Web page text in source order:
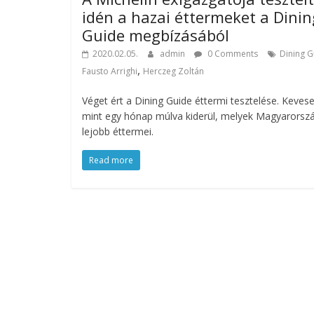
idén a hazai éttermeket a
Guide megbízásából
2020.02.05. admin 0 Comments Dining
Fausto Arrighi, Herczeg Zoltán
Véget ért a Dining Guide éttermi tesztelése.
mint egy hónap múlva kiderül, melyek
lejobb éttermei.
Read more